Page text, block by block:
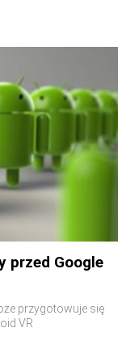
przed Google
przygotowuje się
VR